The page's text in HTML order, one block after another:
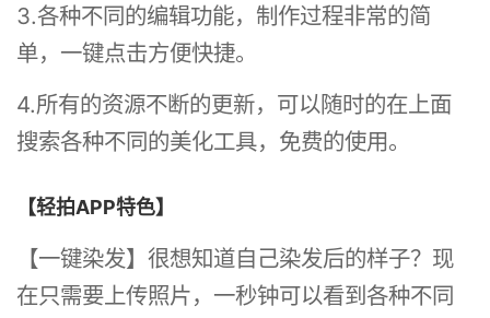
3.各种不同的编辑功能，制作过程非常的简
单，一键点击方便快捷。
4.所有的资源不断的更新，可以随时的在上面
搜索各种不同的美化工具，免费的使用。
【轻拍APP特色】
【一键染发】很想知道自己染发后的样子？现
在只需要上传照片，一秒钟可以看到各种不同